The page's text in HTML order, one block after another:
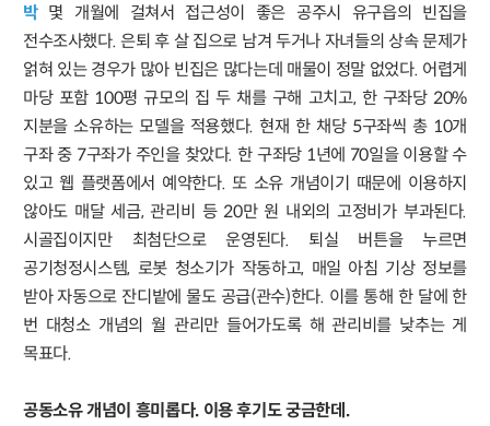
박몇 개월에 걸쳐서 접근성이 좋은 공주시 유구읍의 빈집을
전수조사했다. 은퇴 후 살 집으로 남겨 두거나 자녀들의 상속 문제가
얽혀 있는 경우가 많아 빈집은 많다는데 매물이 정말 없었다. 어렵게
마당 포함 100평 규모의 집 두 채를 구해 고치고, 한 구좌당 20%
지분을 소유하는 모델을 적용했다. 현재 한 채당 5구좌씩 총 10개
구좌 중 7구좌가 주인을 찾았다. 한 구좌당 1년에 70일을 이용할 수
있고 웹 플랫폼에서 예약한다. 또 소유 개념이기 때문에 이용하지
않아도 매달 세금, 관리비 등 20만 원 내외의 고정비가 부과된다.
시골집이지만 최첨단으로 운영된다. 퇴실 버튼을 누르면
공기청정시스템, 로봇 청소기가 작동하고, 매일 아침 기상 정보를
받아 자동으로 잔디밭에 물도 공급(관수)한다. 이를 통해 한 달에 한
번 대청소 개념의 월 관리만 들어가도록 해 관리비를 낮추는 게
목표다.
공동소유 개념이 흥미롭다. 이용 후기도 궁금한데.